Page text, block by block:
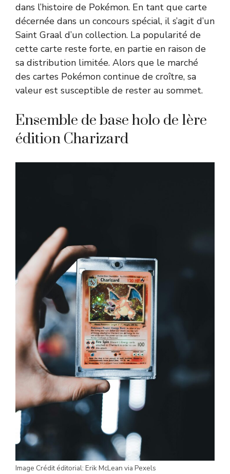
dans l’histoire de Pokémon. En tant que carte
décernée dans un concours spécial, il s’agit d’un
Saint Graal d’un collection. La popularité de
cette carte reste forte, en partie en raison de
sa distribution limitée. Alors que le marché
des cartes Pokémon continue de croître, sa
valeur est susceptible de rester au sommet.
Ensemble de base holo de 1ère
édition Charizard
Image Crédit éditorial: Erik McLean via Pexels